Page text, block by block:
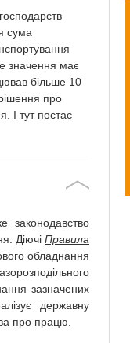
сума
значення має
більше 10
про
І тут постає
законодавство
Діючі Правила
обладнання
зазначених
державну
про працю.